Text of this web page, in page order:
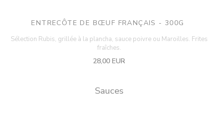
ENTRECÔTE DE BŒUF FRANÇAIS - 300G
Sélection Rubis, grillée à la plancha, sauce poivre ou Maroilles. Frites
fraîches.
28,00 EUR
Sauces